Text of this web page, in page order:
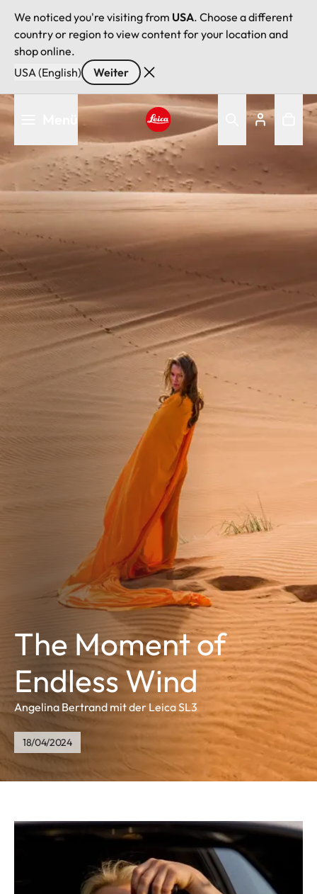
We noticed you're visiting from USA. Choose a different
country or region to view content for your location and
shop online.
USA (English)
Weiter
Direkt
Inhalt
Leica logo - Home
The Moment of
Endless Wind
Angelina Bertrand mit der Leica SL3
18/04/2024